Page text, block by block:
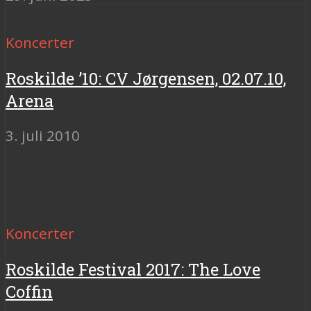
Koncerter
Roskilde ’10: CV Jørgensen, 02.07.10,
Arena
3. juli 2010
Koncerter
Roskilde Festival 2017: The Love
Coffin